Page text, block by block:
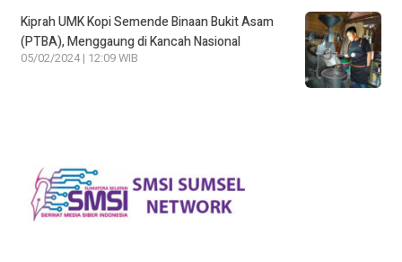
Kiprah UMK Kopi Semende Binaan Bukit Asam
(PTBA), Menggaung di Kancah Nasional
05/02/2024 | 12:09 WIB